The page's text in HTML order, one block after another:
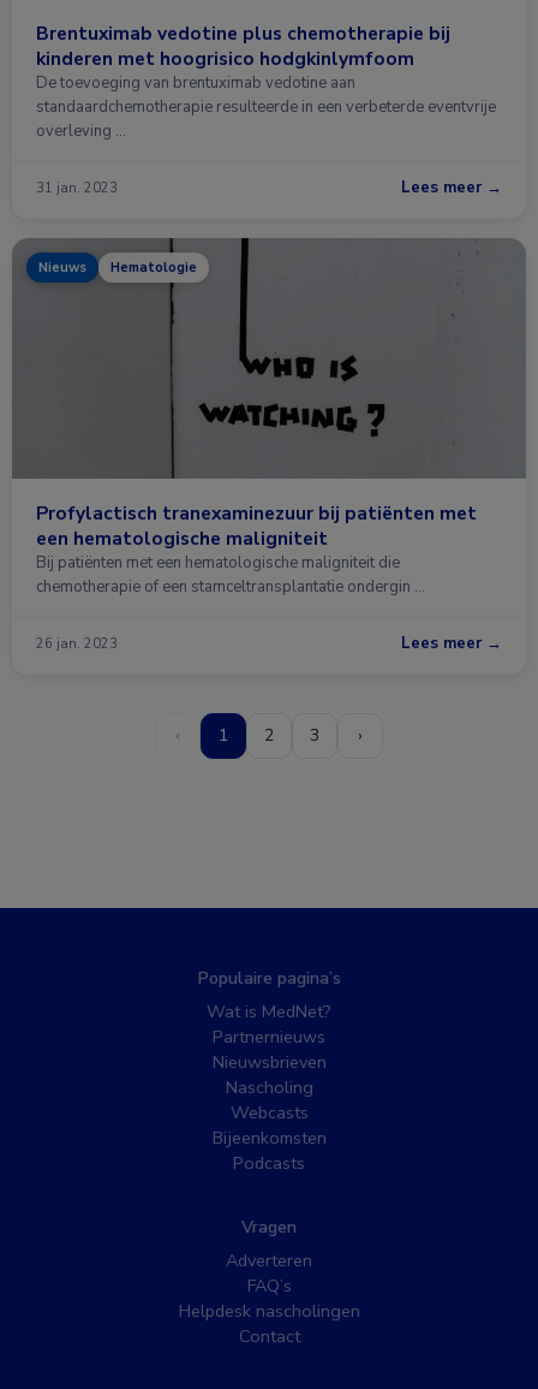
Brentuximab vedotine plus chemotherapie bij
kinderen met hoogrisico hodgkinlymfoom
De toevoeging van brentuximab vedotine aan
standaardchemotherapie resulteerde in een verbeterde eventvrije
overleving …
31 jan. 2023 Lees meer →
Nieuws Hematologie
Profylactisch tranexaminezuur bij patiënten met
een hematologische maligniteit
Bij patiënten met een hematologische maligniteit die
chemotherapie of een stamceltransplantatie ondergin …
26 jan. 2023 Lees meer →
‹ 1 2 3 ›
Populaire pagina’s
Wat is MedNet?
Partnernieuws
Nieuwsbrieven
Nascholing
Webcasts
Bijeenkomsten
Podcasts
Vragen
Adverteren
FAQ’s
Helpdesk nascholingen
Contact